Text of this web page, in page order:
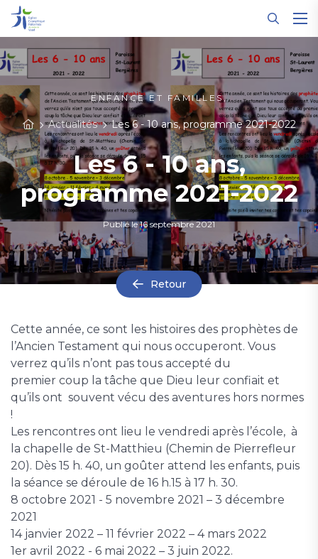
ENFANCE ET FAMILLES,
Actualités Les 6 - 10 ans, programme 2021-2022
Les 6 - 10 ans,
programme 2021-2022
Publié le16 septembre 2021
Retour
Cette année, ce sont les histoires des prophètes de
l’Ancien Testament qui nous occuperont. Vous
verrez qu’ils n’ont pas tous accepté du
premier coup la tâche que Dieu leur confiait et
qu’ils ont souvent vécu des aventures hors normes
!
Les rencontres ont lieu le vendredi après l’école, à
la chapelle de St-Matthieu (Chemin de Pierrefleur
20). Dès 15 h. 40, un goûter attend les enfants, puis
la séance se déroule de 16 h.15 à 17 h. 30.
8 octobre 2021 - 5 novembre 2021 – 3 décembre
2021
14 janvier 2022 – 11 février 2022 – 4 mars 2022
1er avril 2022 - 6 mai 2022 – 3 juin 2022.
Panneau de gestion des cookies